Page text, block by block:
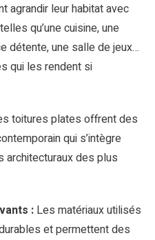
agrandir leur habitat avec
qu’une cuisine, une
détente, une salle de jeux…
qui les rendent si
toitures plates offrent des
qui s’intègre
des plus
: Les matériaux utilisés
et permettent des